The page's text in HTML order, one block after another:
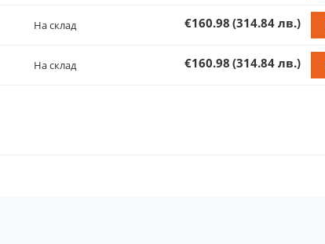
На склад €160.98 (314.84 лв.)
На склад €160.98 (314.84 лв.)